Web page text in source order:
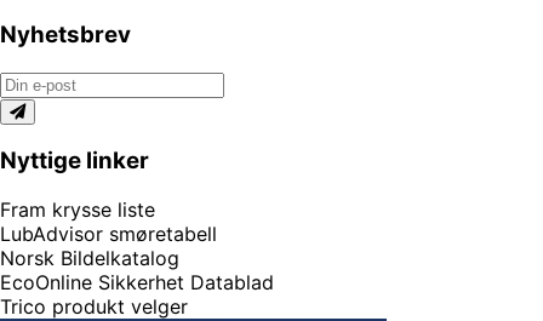
Nyhetsbrev
Nyttige linker
Fram krysse liste
LubAdvisor smøretabell
Norsk Bildelkatalog
EcoOnline Sikkerhet Datablad
Trico produkt velger